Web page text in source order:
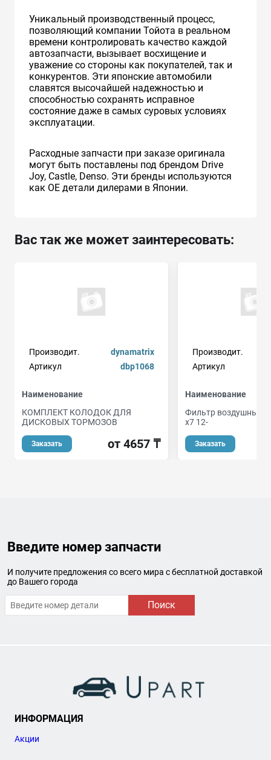
Уникальный производственный процесс,
позволяющий компании Тойота в реальном
времени контролировать качество каждой
автозапчасти, вызывает восхищение и
уважение со стороны как покупателей, так и
конкурентов. Эти японские автомобили
славятся высочайшей надежностью и
способностью сохранять исправное
состояние даже в самых суровых условиях
эксплуатации.
Расходные запчасти при заказе оригинала
могут быть поставлены под брендом Drive
Joy, Castle, Denso. Эти бренды используются
как ОЕ детали дилерами в Японии.
Вас так же может заинтересовать:
Производит.
dynamatrix
Артикул
dbp1068
Наименование
КОМПЛЕКТ КОЛОДОК ДЛЯ
ДИСКОВЫХ ТОРМОЗОВ
Заказать от 4657 ₸
Производит.
Артикул
Наименование
Фильтр воздушный
x7 12-
Заказать
Введите номер запчасти
И получите предложения со всего мира с бесплатной доставкой
до Вашего города
Поиск
ИНФОРМАЦИЯ
Акции